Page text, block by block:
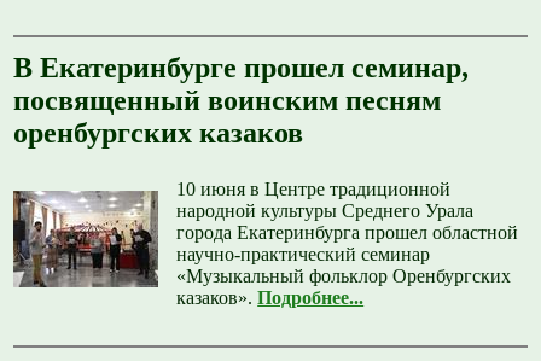
В Екатеринбурге прошел семинар,
посвященный воинским песням
оренбургских казаков
10 июня в Центре традиционной
народной культуры Среднего Урала
города Екатеринбурга прошел областной
научно-практический семинар
«Музыкальный фольклор Оренбургских
казаков».Подробнее...